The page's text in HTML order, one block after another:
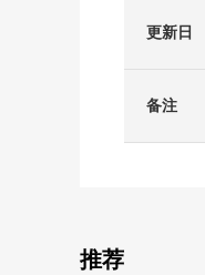
更新日
备注
推荐